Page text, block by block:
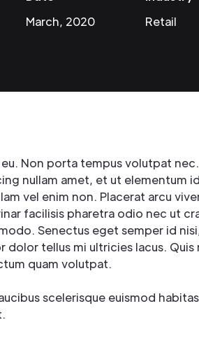
March, 2020
Retail
Non porta tempus volutpat
nullam amet, et ut elementum
vel enim non. Placerat arcu
facilisis pharetra odio nec ut
Senectus eget semper id
dolor tellus mi ultricies lacus. Quis
quam volutpat.
scelerisque euismod